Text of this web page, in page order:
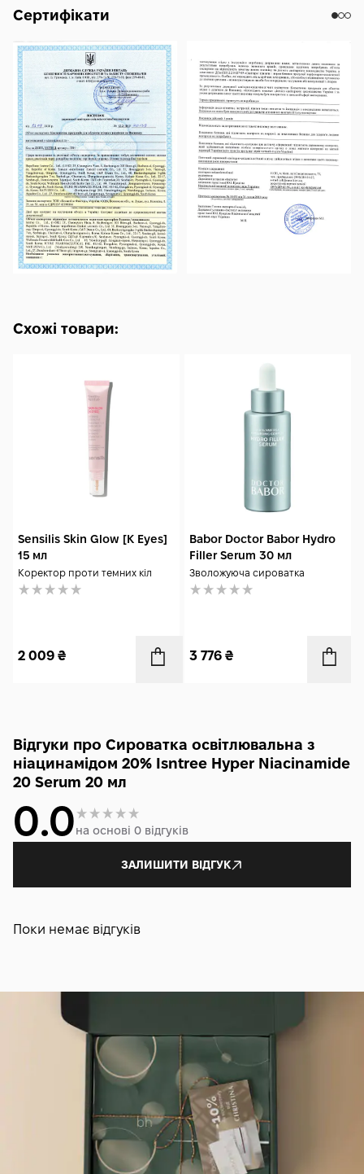
Hexanediol, Hydroxyacetophenone
Сертифікати
Схожі товари:
Sensilis Skin Glow [K Eyes]
15 мл
Коректор проти темних кіл
2 009 ₴
Babor Doctor Babor Hydro
Filler Serum 30 мл
Зволожуюча сироватка
3 776 ₴
Відгуки про Сироватка освітлювальна з
ніацинамідом 20% Isntree Hyper Niacinamide
20 Serum 20 мл
0.0на основі 0 відгуків
ЗАЛИШИТИ ВІДГУК
Поки немає відгуків